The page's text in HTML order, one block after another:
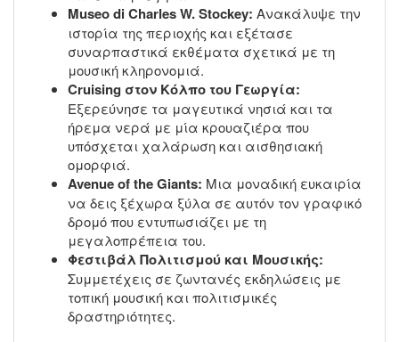
Museo di Charles W. Stockey: Ανακάλυψε την
ιστορία της περιοχής και εξέτασε
συναρπαστικά εκθέματα σχετικά με τη
μουσική κληρονομιά.
Cruising στον Κόλπο του Γεωργία:
Εξερεύνησε τα μαγευτικά νησιά και τα
ήρεμα νερά με μία κρουαζιέρα που
υπόσχεται χαλάρωση και αισθησιακή
ομορφιά.
Avenue of the Giants: Μια μοναδική ευκαιρία
να δεις ξέχωρα ξύλα σε αυτόν τον γραφικό
δρομό που εντυπωσιάζει με τη
μεγαλοπρέπεια του.
Φεστιβάλ Πολιτισμού και Μουσικής:
Συμμετέχεις σε ζωντανές εκδηλώσεις με
τοπική μουσική και πολιτισμικές
δραστηριότητες.